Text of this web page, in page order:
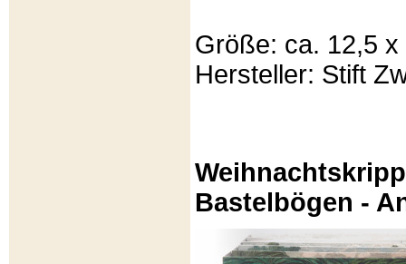
Größe: ca. 12,5 x
Hersteller: Stift
Bastelbögen -